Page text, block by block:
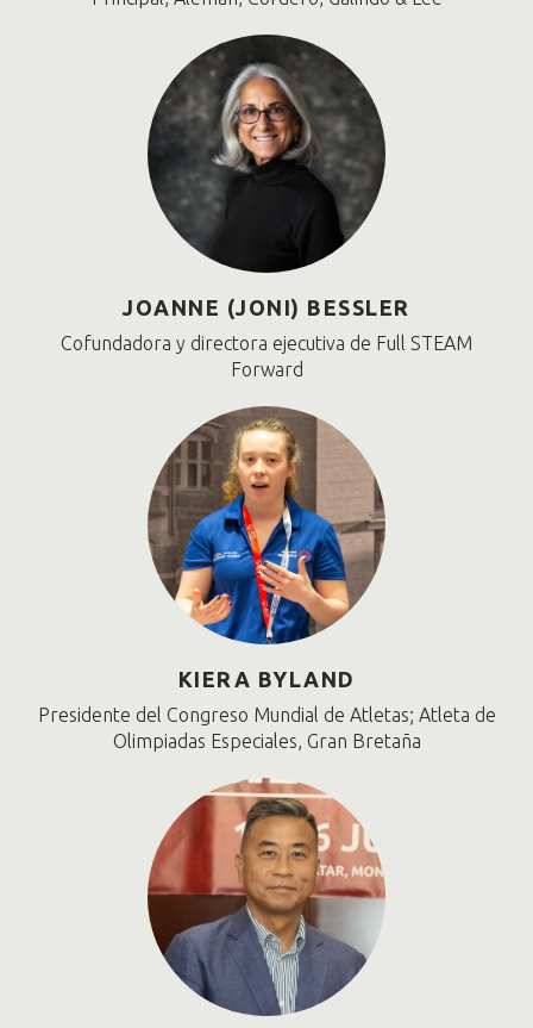
JOANNE (JONI) BESSLER
Cofundadora y directora ejecutiva de Full STEAM
Forward
KIERA BYLAND
Presidente del Congreso Mundial de Atletas; Atleta de
Olimpiadas Especiales, Gran Bretaña